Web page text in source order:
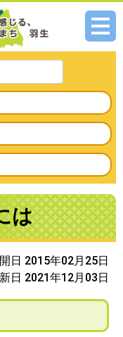
メニ
は
日 2015年02月25日
日 2021年12月03日